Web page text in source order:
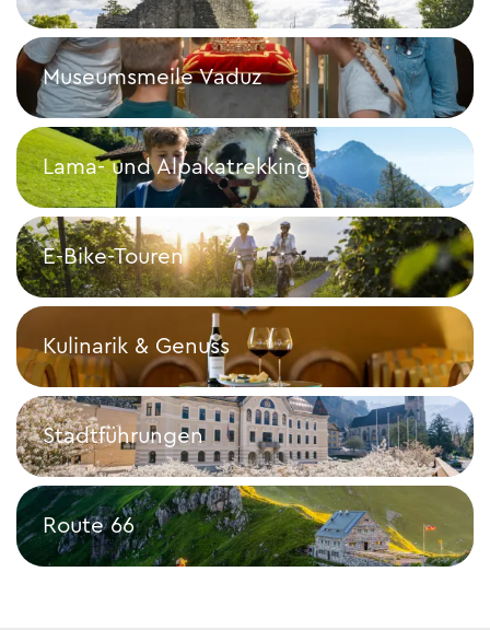
Liechtenstein-Weg
Museumsmeile Vaduz
Museumsmeile Vaduz
Lama- und Alpakatrekking
Lama- und Alpakatrekking
E-Bike-Touren
E-Bike-Touren
Kulinarik & Genuss
Kulinarik & Genuss
Stadtführungen
Stadtführungen
Route 66
Route 66